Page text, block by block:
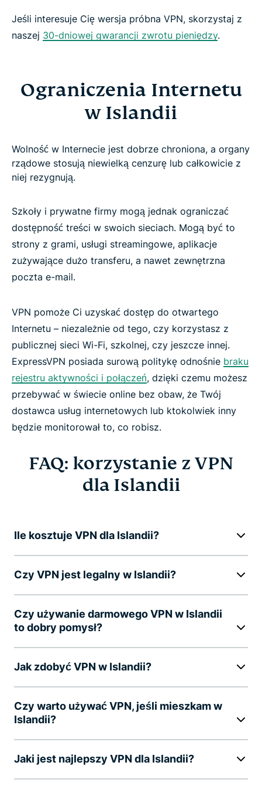
Jeśli interesuje Cię wersja próbna VPN, skorzystaj z
naszej 30-dniowej gwarancji zwrotu pieniędzy.
Ograniczenia Internetu
w Islandii
Wolność w Internecie jest dobrze chroniona, a organy
rządowe stosują niewielką cenzurę lub całkowicie z
niej rezygnują.
Szkoły i prywatne firmy mogą jednak ograniczać
dostępność treści w swoich sieciach. Mogą być to
strony z grami, usługi streamingowe, aplikacje
zużywające dużo transferu, a nawet zewnętrzna
poczta e-mail.
VPN pomoże Ci uzyskać dostęp do otwartego
Internetu – niezależnie od tego, czy korzystasz z
publicznej sieci Wi-Fi, szkolnej, czy jeszcze innej.
ExpressVPN posiada surową politykę odnośnie braku
rejestru aktywności i połączeń, dzięki czemu możesz
przebywać w świecie online bez obaw, że Twój
dostawca usług internetowych lub ktokolwiek inny
będzie monitorował to, co robisz.
FAQ: korzystanie z VPN
dla Islandii
Ile kosztuje VPN dla Islandii?
Czy VPN jest legalny w Islandii?
Czy używanie darmowego VPN w Islandii
to dobry pomysł?
Jak zdobyć VPN w Islandii?
Czy warto używać VPN, jeśli mieszkam w
Islandii?
Jaki jest najlepszy VPN dla Islandii?